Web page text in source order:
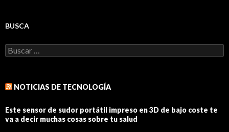
BUSCA
Buscar:
NOTICIAS DE TECNOLOGÍA
Este sensor de sudor portátil impreso en 3D de bajo coste te
va a decir muchas cosas sobre tu salud